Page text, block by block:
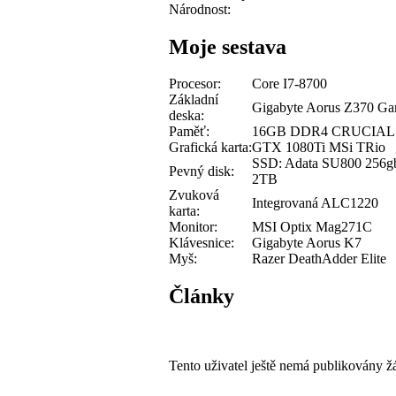
Národnost:
Moje sestava
Procesor:
Core I7-8700
Základní
deska:
Gigabyte Aorus Z370
Paměť:
16GB DDR4 CRUCIAL
Grafická karta:GTX 1080Ti MSi TRio
Pevný disk:
SSD: Adata SU800
2TB
Zvuková
karta:
Integrovaná ALC1220
Monitor:
MSI Optix Mag271C
Klávesnice:
Gigabyte Aorus K7
Myš:
Razer DeathAdder Elite
Články
Tento uživatel ještě nemá publikovány